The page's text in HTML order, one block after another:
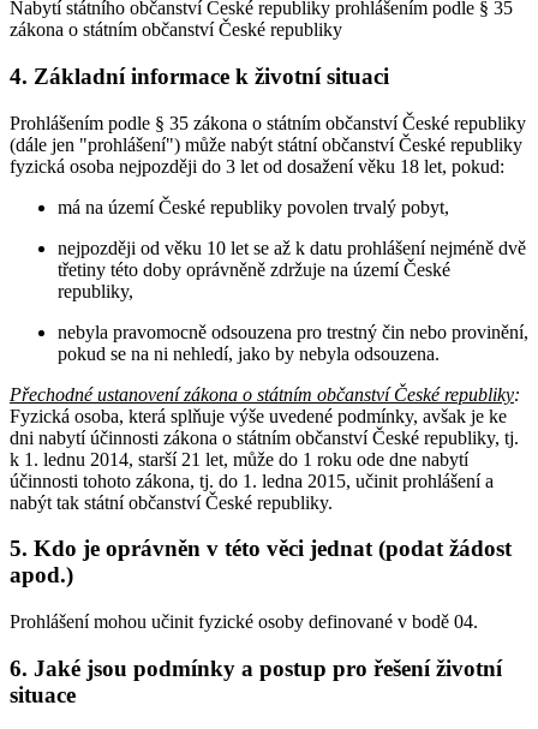
Nabytí státního občanství České republiky prohlášením podle § 35
zákona o státním občanství České republiky
4. Základní informace k životní situaci
Prohlášením podle § 35 zákona o státním občanství České republiky
(dále jen "prohlášení") může nabýt státní občanství České republiky
fyzická osoba nejpozději do 3 let od dosažení věku 18 let, pokud:
má na území České republiky povolen trvalý pobyt,
nejpozději od věku 10 let se až k datu prohlášení nejméně dvě
třetiny této doby oprávněně zdržuje na území České
republiky,
nebyla pravomocně odsouzena pro trestný čin nebo provinění,
pokud se na ni nehledí, jako by nebyla odsouzena.
Přechodné ustanovení zákona o státním občanství České republiky:
Fyzická osoba, která splňuje výše uvedené podmínky, avšak je ke
dni nabytí účinnosti zákona o státním občanství České republiky, tj.
k 1. lednu 2014, starší 21 let, může do 1 roku ode dne nabytí
účinnosti tohoto zákona, tj. do 1. ledna 2015, učinit prohlášení a
nabýt tak státní občanství České republiky.
5. Kdo je oprávněn v této věci jednat (podat žádost
apod.)
Prohlášení mohou učinit fyzické osoby definované v bodě 04.
6. Jaké jsou podmínky a postup pro řešení životní
situace